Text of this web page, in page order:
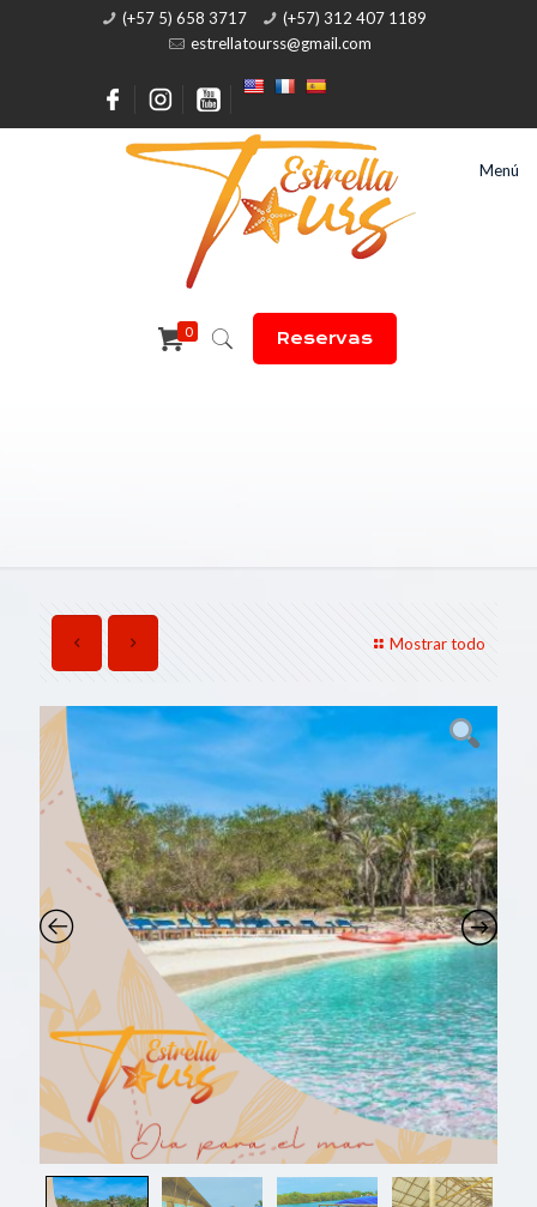
(+57 5) 658 3717
(+57) 312 407 1189
estrellatourss@gmail.com
Menú
0 Reservas
Mostrar todo